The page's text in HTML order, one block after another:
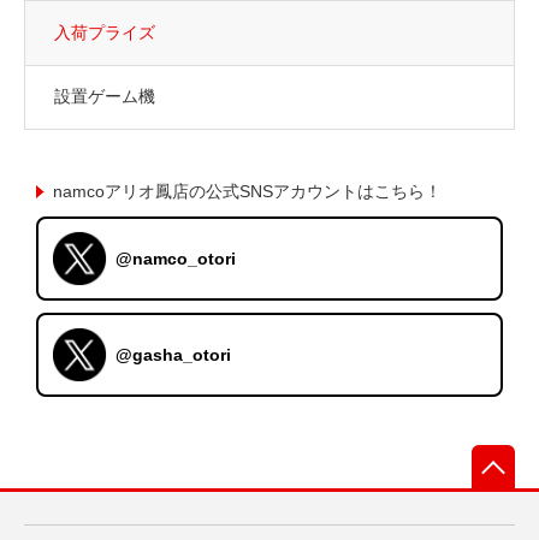
入荷プライズ
設置ゲーム機
namcoアリオ鳳店の公式SNSアカウントはこちら！
@namco_otori
@gasha_otori